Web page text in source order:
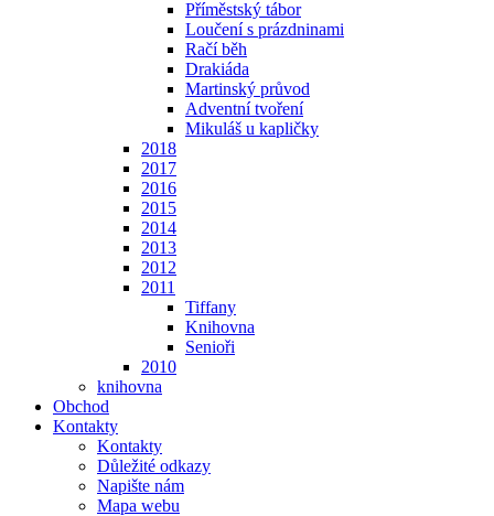
Příměstský tábor
Loučení s prázdninami
Račí běh
Drakiáda
Martinský průvod
Adventní tvoření
Mikuláš u kapličky
2018
2017
2016
2015
2014
2013
2012
2011
Tiffany
Knihovna
Senioři
2010
knihovna
Obchod
Kontakty
Kontakty
Důležité odkazy
Napište nám
Mapa webu